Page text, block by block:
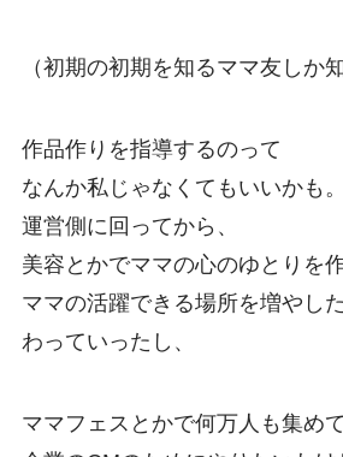
（初期の初期を知るママ友しか
作品作りを指導するのって
なんか私じゃなくてもいいかも
運営側に回ってから、
美容とかでママの心のゆとりを作
ママの活躍できる場所を増やし
わっていったし、
ママフェスとかで何万人も集め